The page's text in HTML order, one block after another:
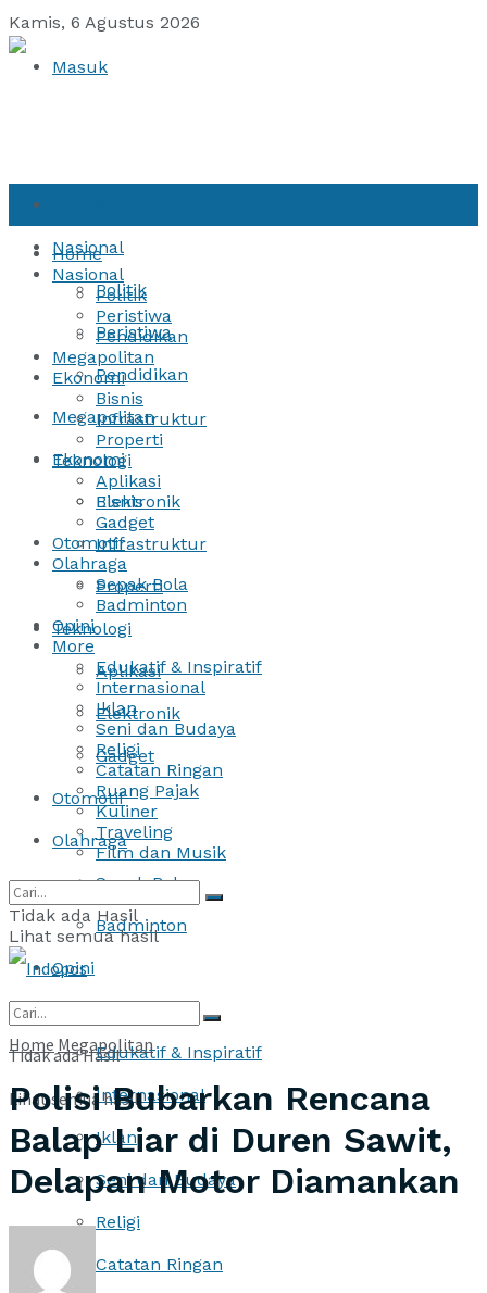
Kamis, 6 Agustus 2026
Masuk
Nasional
Politik
Peristiwa
Pendidikan
Megapolitan
Ekonomi
Bisnis
Infrastruktur
Properti
Teknologi
Aplikasi
Elektronik
Gadget
Otomotif
Olahraga
Sepak Bola
Badminton
Opini
Edukatif & Inspiratif
Internasional
Iklan
Seni dan Budaya
Religi
Catatan Ringan
Home
Nasional
Politik
Peristiwa
Pendidikan
Megapolitan
Ekonomi
Bisnis
Infrastruktur
Properti
Teknologi
Aplikasi
Elektronik
Gadget
Otomotif
Olahraga
Sepak Bola
Badminton
Opini
More
Edukatif & Inspiratif
Internasional
Iklan
Seni dan Budaya
Religi
Catatan Ringan
Ruang Pajak
Kuliner
Traveling
Film dan Musik
Tidak ada Hasil
Lihat semua hasil
Tidak ada Hasil
Lihat semua hasil
Home Megapolitan
Polisi Bubarkan Rencana
Balap Liar di Duren Sawit,
Delapan Motor Diamankan